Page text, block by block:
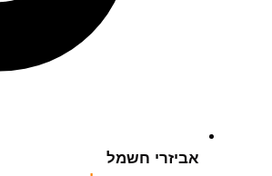
אביזרי חשמל